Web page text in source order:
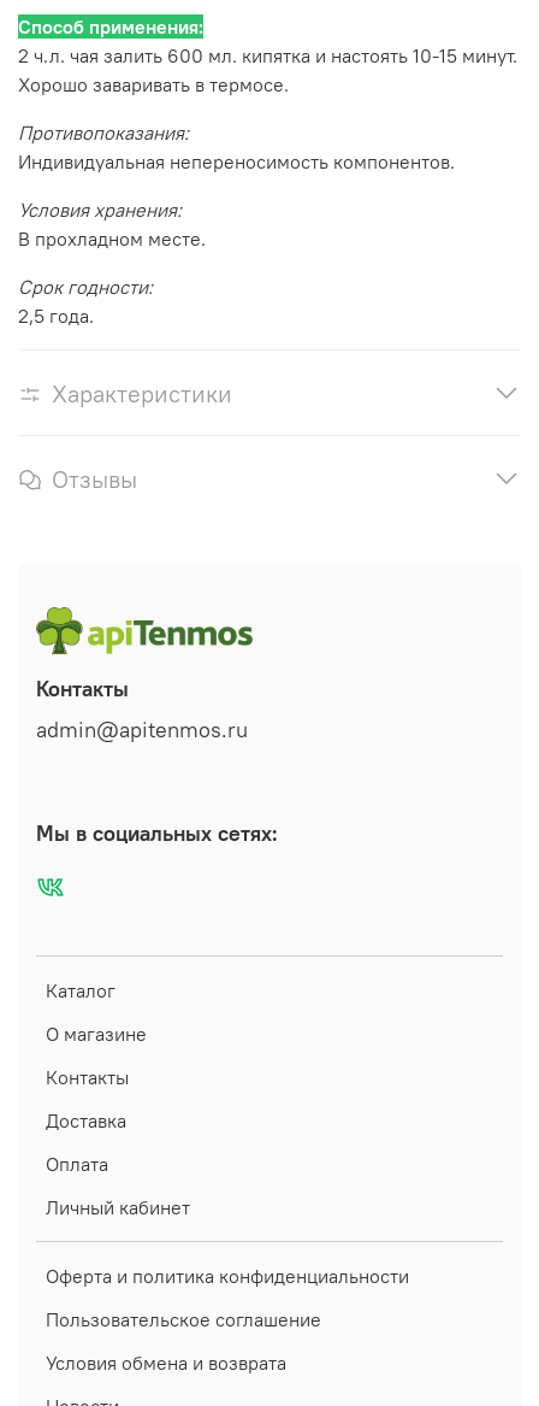
Способ применения:
2 ч.л. чая залить 600 мл. кипятка и настоять 10-15 минут.
Хорошо заваривать в термосе.
Противопоказания:
Индивидуальная непереносимость компонентов.
Условия хранения:
В прохладном месте.
Срок годности:
2,5 года.
Характеристики
Отзывы
Каталог
О магазине
Контакты
Доставка
Оплата
Личный кабинет
Оферта и политика конфиденциальности
Пользовательское соглашение
Условия обмена и возврата
Контакты
admin@apitenmos.ru
Мы в социальных сетях: